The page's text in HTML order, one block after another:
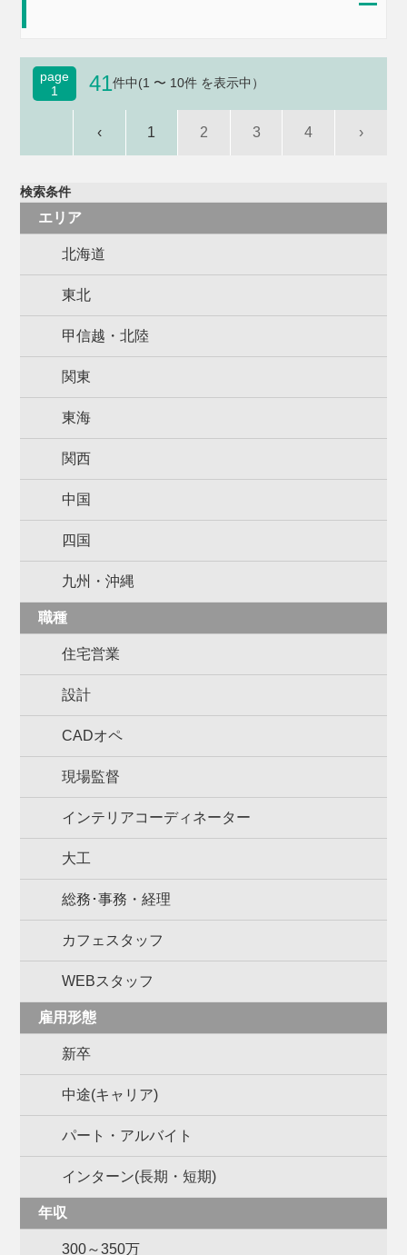
page
1
41件中(1 〜 10件 を表示中）
‹ 1 2 3 4 ›
検索条件
エリア
北海道
東北
甲信越・北陸
関東
東海
関西
中国
四国
九州・沖縄
職種
住宅営業
設計
CADオペ
現場監督
インテリアコーディネーター
大工
総務･事務・経理
カフェスタッフ
WEBスタッフ
雇用形態
新卒
中途(キャリア)
パート・アルバイト
インターン(長期・短期)
年収
300～350万